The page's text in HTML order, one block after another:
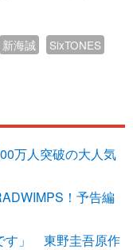
新海誠
SixTONES
万人突破の大人気
！予告編
す」 東野圭吾原作